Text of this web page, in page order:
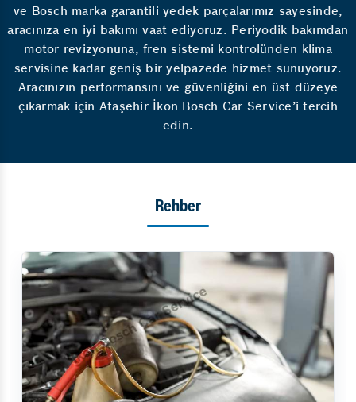
ve Bosch marka garantili yedek parçalarımız sayesinde,
aracınıza en iyi bakımı vaat ediyoruz. Periyodik bakımdan
motor revizyonuna, fren sistemi kontrolünden klima
servisine kadar geniş bir yelpazede hizmet sunuyoruz.
Aracınızın performansını ve güvenliğini en üst düzeye
çıkarmak için Ataşehir İkon Bosch Car Service’i tercih
edin.
Rehber